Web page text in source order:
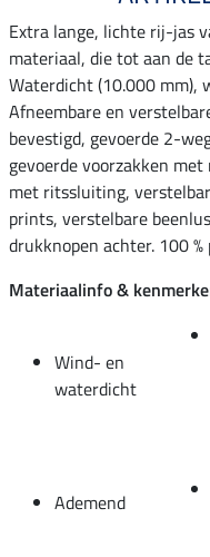
Extra lange, lichte rij-jas
materiaal, die tot aan de
Waterdicht (10.000 mm),
Afneembare en
bevestigd, gevoerde 2-
gevoerde voorzakken
met ritssluiting,
prints, verstelbare
drukknopen achter. 100 %
Materiaalinfo &
Wind- en
waterdicht
Ademend